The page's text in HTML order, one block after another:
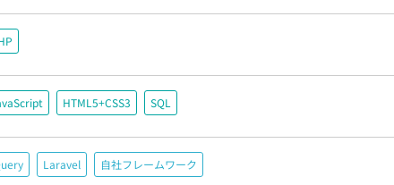
HTML5+CSS3 SQL
Laravel 自社フレームワーク